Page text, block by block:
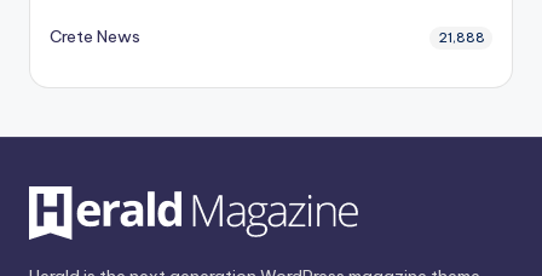
Crete News 21,888